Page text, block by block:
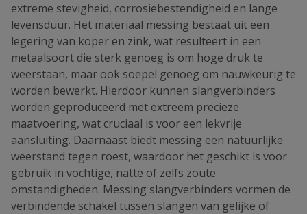
extreme stevigheid, corrosiebestendigheid en lange
levensduur. Het materiaal messing bestaat uit een
legering van koper en zink, wat resulteert in een
metaalsoort die sterk genoeg is om hoge druk te
weerstaan, maar ook soepel genoeg om nauwkeurig te
worden bewerkt. Hierdoor kunnen slangverbinders
worden geproduceerd met extreem precieze
maatvoering, wat cruciaal is voor een lekvrije
aansluiting. Daarnaast biedt messing een natuurlijke
weerstand tegen roest, waardoor het geschikt is voor
gebruik in vochtige, natte of zelfs zoute
omstandigheden. Messing slangverbinders vormen de
verbindende schakel tussen slangen van gelijke of